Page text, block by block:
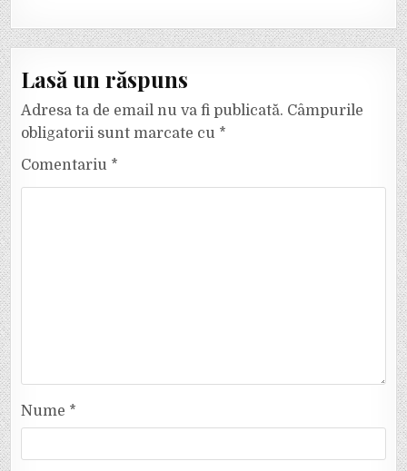
Lasă un răspuns
Adresa ta de email nu va fi publicată. Câmpurile
obligatorii sunt marcate cu *
Comentariu *
Nume *